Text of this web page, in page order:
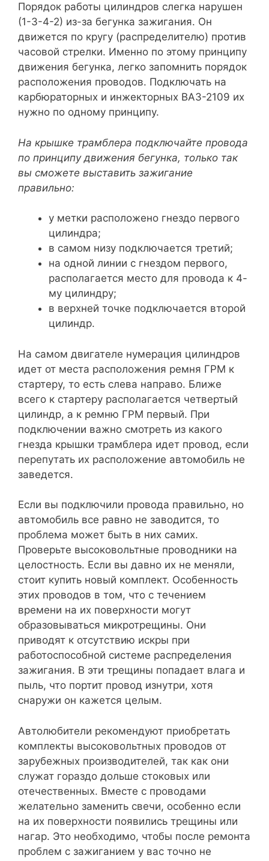
Порядок работы цилиндров слегка нарушен
(1-3-4-2) из-за бегунка зажигания. Он
движется по кругу (распределителю) против
часовой стрелки. Именно по этому принципу
движения бегунка, легко запомнить порядок
расположения проводов. Подключать на
карбюраторных и инжекторных ВАЗ-2109 их
нужно по одному принципу.
На крышке трамблера подключайте провода
по принципу движения бегунка, только так
вы сможете выставить зажигание
правильно:
у метки расположено гнездо первого
цилиндра;
в самом низу подключается третий;
на одной линии с гнездом первого,
располагается место для провода к 4-
му цилиндру;
в верхней точке подключается второй
цилиндр.
На самом двигателе нумерация цилиндров
идет от места расположения ремня ГРМ к
стартеру, то есть слева направо. Ближе
всего к стартеру располагается четвертый
цилиндр, а к ремню ГРМ первый. При
подключении важно смотреть из какого
гнезда крышки трамблера идет провод, если
перепутать их расположение автомобиль не
заведется.
Если вы подключили провода правильно, но
автомобиль все равно не заводится, то
проблема может быть в них самих.
Проверьте высоковольтные проводники на
целостность. Если вы давно их не меняли,
стоит купить новый комплект. Особенность
этих проводов в том, что с течением
времени на их поверхности могут
образовываться микротрещины. Они
приводят к отсутствию искры при
работоспособной системе распределения
зажигания. В эти трещины попадает влага и
пыль, что портит провод изнутри, хотя
снаружи он кажется целым.
Автолюбители рекомендуют приобретать
комплекты высоковольтных проводов от
зарубежных производителей, так как они
служат гораздо дольше стоковых или
отечественных. Вместе с проводами
желательно заменить свечи, особенно если
на их поверхности появились трещины или
нагар. Это необходимо, чтобы после ремонта
проблем с зажиганием у вас точно не